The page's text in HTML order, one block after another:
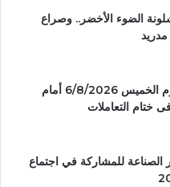
الضوء الأخضر.. وصراع
سعر الدولار اليوم الخميس 6/8/2026 أمام
ختام التعاملات
الصناعة للمشاركة في اجتماع